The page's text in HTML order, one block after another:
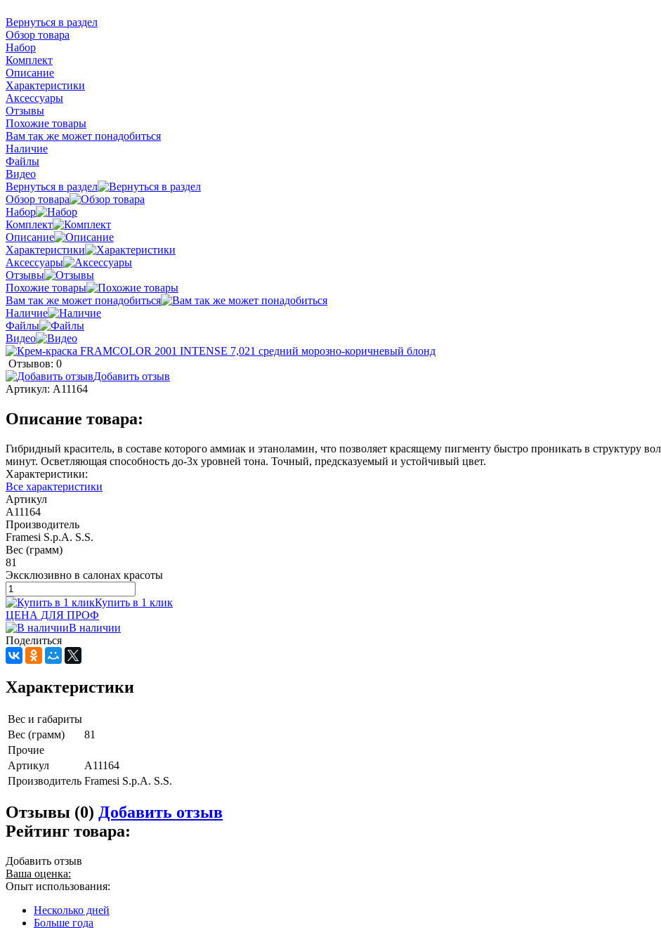
Вернуться в раздел
Обзор товара
Набор
Комплект
Описание
Характеристики
Аксессуары
Отзывы
Похожие товары
Вам так же может понадобиться
Наличие
Файлы
Видео
Вернуться в раздел
Обзор товара
Набор
Комплект
Описание
Характеристики
Аксессуары
Отзывы
Похожие товары
Вам так же может понадобиться
Наличие
Файлы
Видео
Отзывов: 0
Добавить отзыв
Артикул: A11164
Описание товара:
Гибридный краситель, в составе которого аммиак и этаноламин, что позволяет красящему пигменту быстро проникать в структуру
минут. Осветляющая способность до-3х уровней тона. Точный, предсказуемый и устойчивый цвет.
Характеристики:
Все характеристики
Артикул
A11164
Производитель
Framesi S.p.A. S.S.
Вес (грамм)
81
Эксклюзивно в салонах красоты
Купить в 1 клик
ЦЕНА ДЛЯ ПРОФ
В наличии
Поделиться
Характеристики
Вес и габариты
Вес (грамм)
81
Прочие
Артикул
A11164
Производитель Framesi S.p.A. S.S.
Отзывы (0) Добавить отзыв
Рейтинг товара:
Добавить отзыв
Ваша оценка:
Опыт использования:
Несколько дней
Больше года